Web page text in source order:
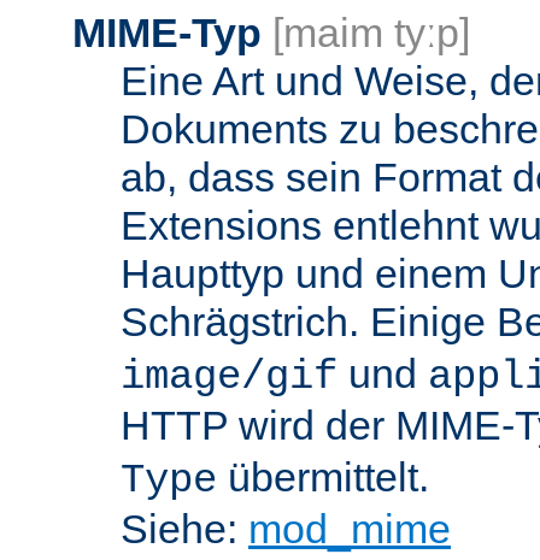
MIME-Typ [maim tyːp]
Eine Art und Weise,
Dokuments zu
ab, dass sein Format
Extensions entlehnt
Haupttyp und einem
Schrägstrich. Einige
image/gif und
HTTP wird der MIME-
Type übermittelt.
Siehe: mod_mime